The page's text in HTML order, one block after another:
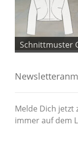
Schnittmuster
Melde Dich jetzt
immer auf dem